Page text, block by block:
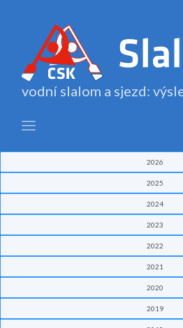
vodní slalom a sjezd:
2026
2025
2024
2023
2022
2021
2020
2019